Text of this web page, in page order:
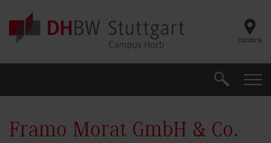
Skip to main content
Standorte
Suche
Framo Morat GmbH & Co.